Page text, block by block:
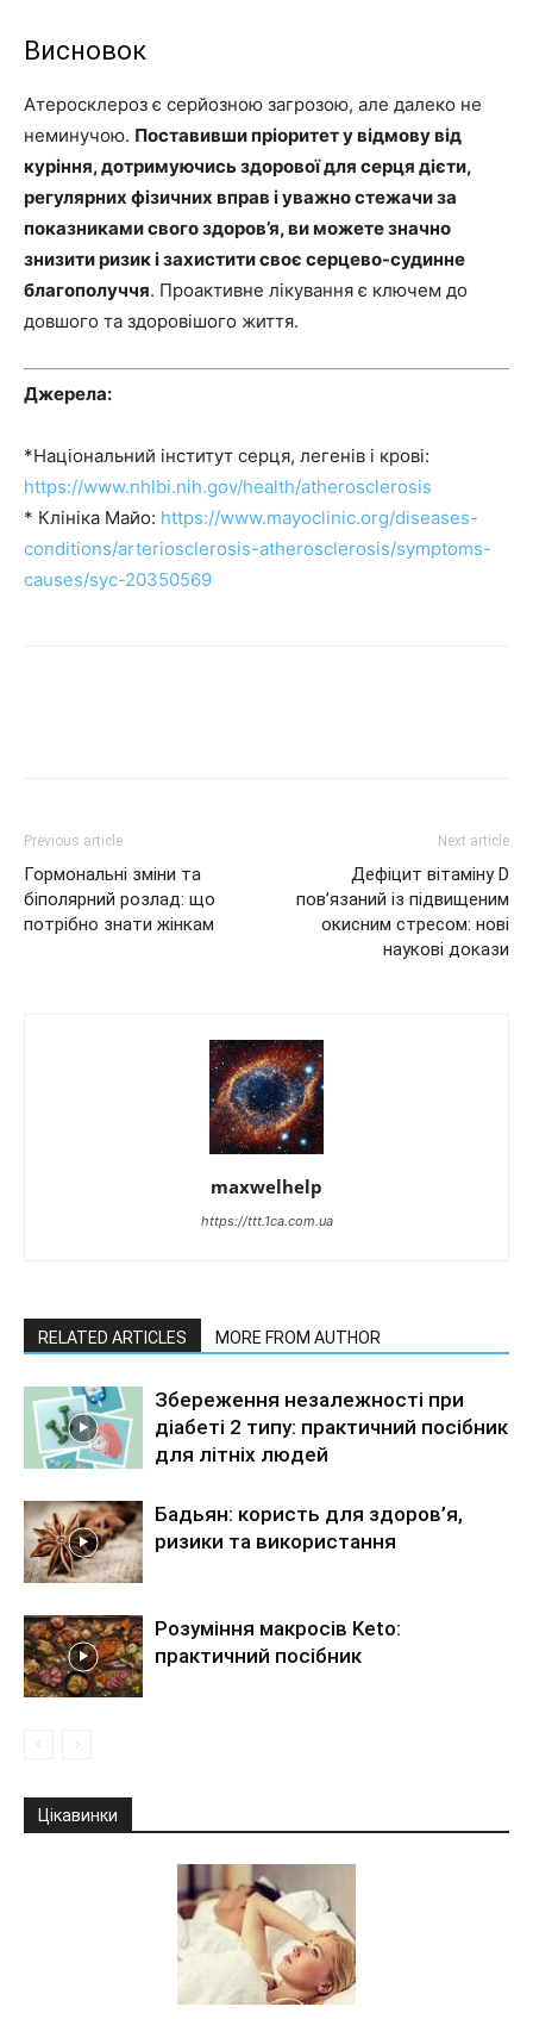
Висновок
Атеросклероз є серйозною загрозою, але далеко не
неминучою. Поставивши пріоритет у відмову від
куріння, дотримуючись здорової для серця дієти,
регулярних фізичних вправ і уважно стежачи за
показниками свого здоров’я, ви можете значно
знизити ризик і захистити своє серцево-судинне
благополуччя. Проактивне лікування є ключем до
довшого та здоровішого життя.
Джерела:
*Національний інститут серця, легенів і крові:
https://www.nhlbi.nih.gov/health/atherosclerosis
* Клініка Майо: https://www.mayoclinic.org/diseases-
conditions/arteriosclerosis-atherosclerosis/symptoms-
causes/syc-20350569
Previous article
Гормональні зміни та
біполярний розлад: що
потрібно знати жінкам
Next article
Дефіцит вітаміну D
пов’язаний із підвищеним
окисним стресом: нові
наукові докази
maxwelhelp
https://ttt.1ca.com.ua
RELATED ARTICLES MORE FROM AUTHOR
Збереження незалежності при
діабеті 2 типу: практичний посібник
для літніх людей
Бадьян: користь для здоров’я,
ризики та використання
Розуміння макросів Keto:
практичний посібник
Цікавинки